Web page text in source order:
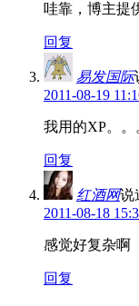
哇靠，博主提
回复
易发国际
2011-08-19
我用的XP。。
回复
红酒网说
2011-08-18
感觉好复杂啊
回复